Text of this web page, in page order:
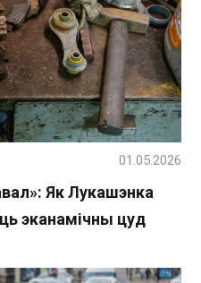
Як Лукашэнка
эканамічны цуд
01.05.2026